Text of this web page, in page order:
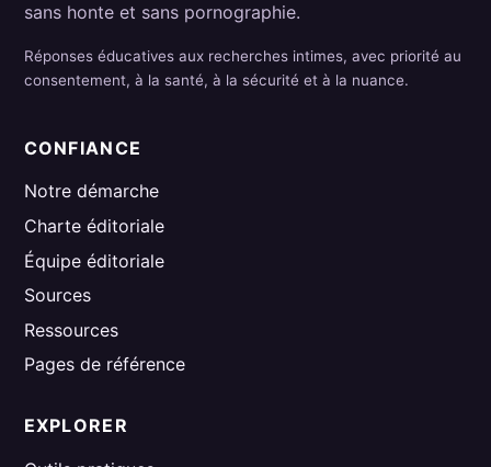
sans honte et sans pornographie.
Réponses éducatives aux recherches intimes, avec priorité au
consentement, à la santé, à la sécurité et à la nuance.
CONFIANCE
Notre démarche
Charte éditoriale
Équipe éditoriale
Sources
Ressources
Pages de référence
EXPLORER